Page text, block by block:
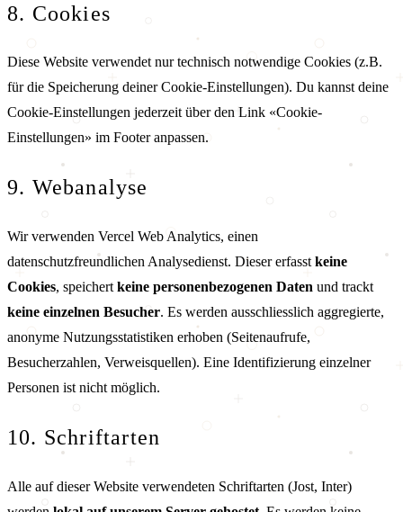
8. Cookies
Diese Website verwendet nur technisch notwendige Cookies (z.B.
für die Speicherung deiner Cookie-Einstellungen). Du kannst deine
Cookie-Einstellungen jederzeit über den Link «Cookie-
Einstellungen» im Footer anpassen.
9. Webanalyse
Wir verwenden Vercel Web Analytics, einen
datenschutzfreundlichen Analysedienst. Dieser erfasst keine
Cookies, speichert keine personenbezogenen Daten und trackt
keine einzelnen Besucher. Es werden ausschliesslich aggregierte,
anonyme Nutzungsstatistiken erhoben (Seitenaufrufe,
Besucherzahlen, Verweisquellen). Eine Identifizierung einzelner
Personen ist nicht möglich.
10. Schriftarten
Alle auf dieser Website verwendeten Schriftarten (Jost, Inter)